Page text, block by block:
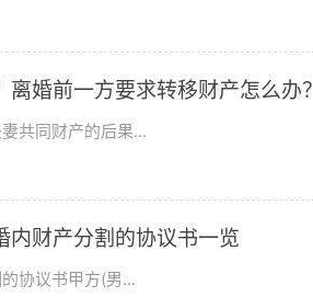
婚前一方要求转移财产怎么办？
共同财产的后果...
内财产分割的协议书一览
协议书甲方(男...